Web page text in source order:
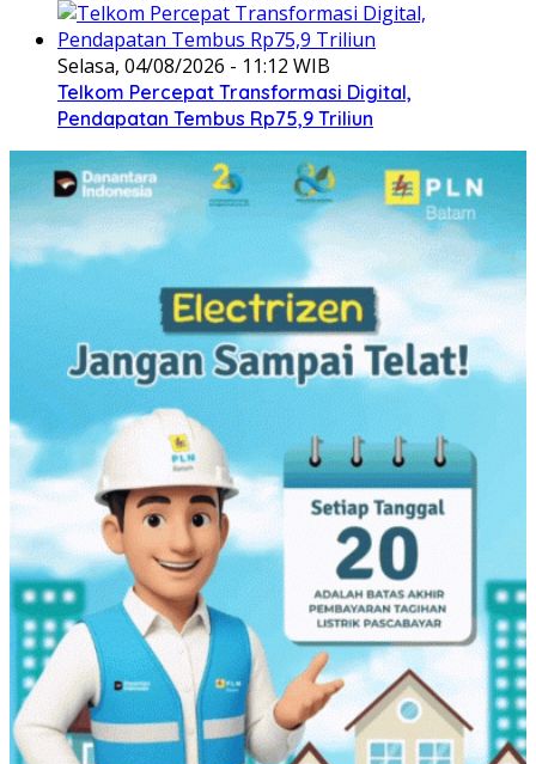
Selasa, 04/08/2026 - 11:12 WIB
Telkom Percepat Transformasi Digital,
Pendapatan Tembus Rp75,9 Triliun